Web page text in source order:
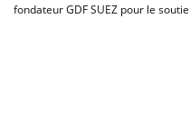
fondateur GDF SUEZ pour le